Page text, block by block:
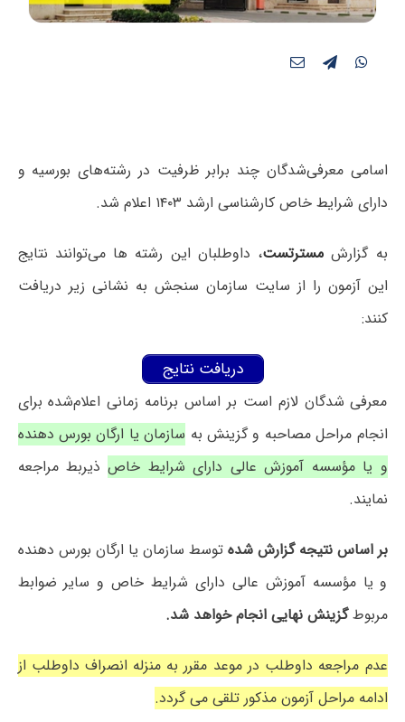
اسامی معرفی‌شدگان چند برابر ظرفیت در رشته‌های بورسیه و
دارای شرایط خاص کارشناسی ارشد ۱۴۰۳ اعلام شد.
به گزارش مسترتست، داوطلبان این رشته ها می‌توانند نتایج
این آزمون را از سایت سازمان سنجش به نشانی زیر دریافت
کنند:
دریافت نتایج
معرفی شدگان لازم است بر اساس برنامه زمانی اعلام‌شده برای
انجام مراحل مصاحبه و گزینش به سازمان یا ارگان بورس دهنده
و یا مؤسسه آموزش عالی دارای شرایط خاصذیربط مراجعه
نمایند.
بر اساس نتیجه گزارش شده توسط سازمان یا ارگان بورس دهنده
و یا مؤسسه آموزش عالی دارای شرایط خاص و سایر ضوابط
مربوطگزینش نهایی انجام خواهد شد.
عدم مراجعه داوطلب در موعد مقرر به منزله انصراف داوطلب از
ادامه مراحل آزمون مذکور تلقی می گردد.